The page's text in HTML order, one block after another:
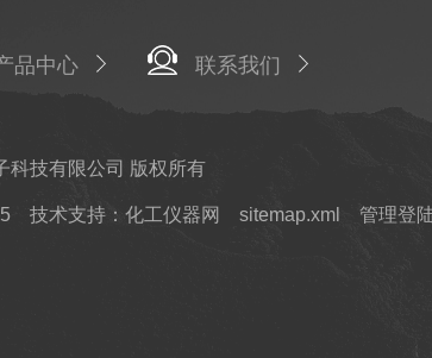
品中心 联系我们
科技有限公司 版权所有
技术支持：化工仪器网 sitemap.xml 管理登